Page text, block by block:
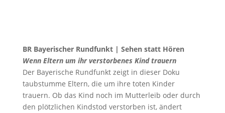
BR Bayerischer Rundfunkt | Sehen statt Hören
Wenn Eltern um ihr verstorbenes Kind trauern
Der Bayerische Rundfunkt zeigt in dieser Doku
taubstumme Eltern, die um ihre toten Kinder
trauern. Ob das Kind noch im Mutterleib oder durch
den plötzlichen Kindstod verstorben ist, ändert